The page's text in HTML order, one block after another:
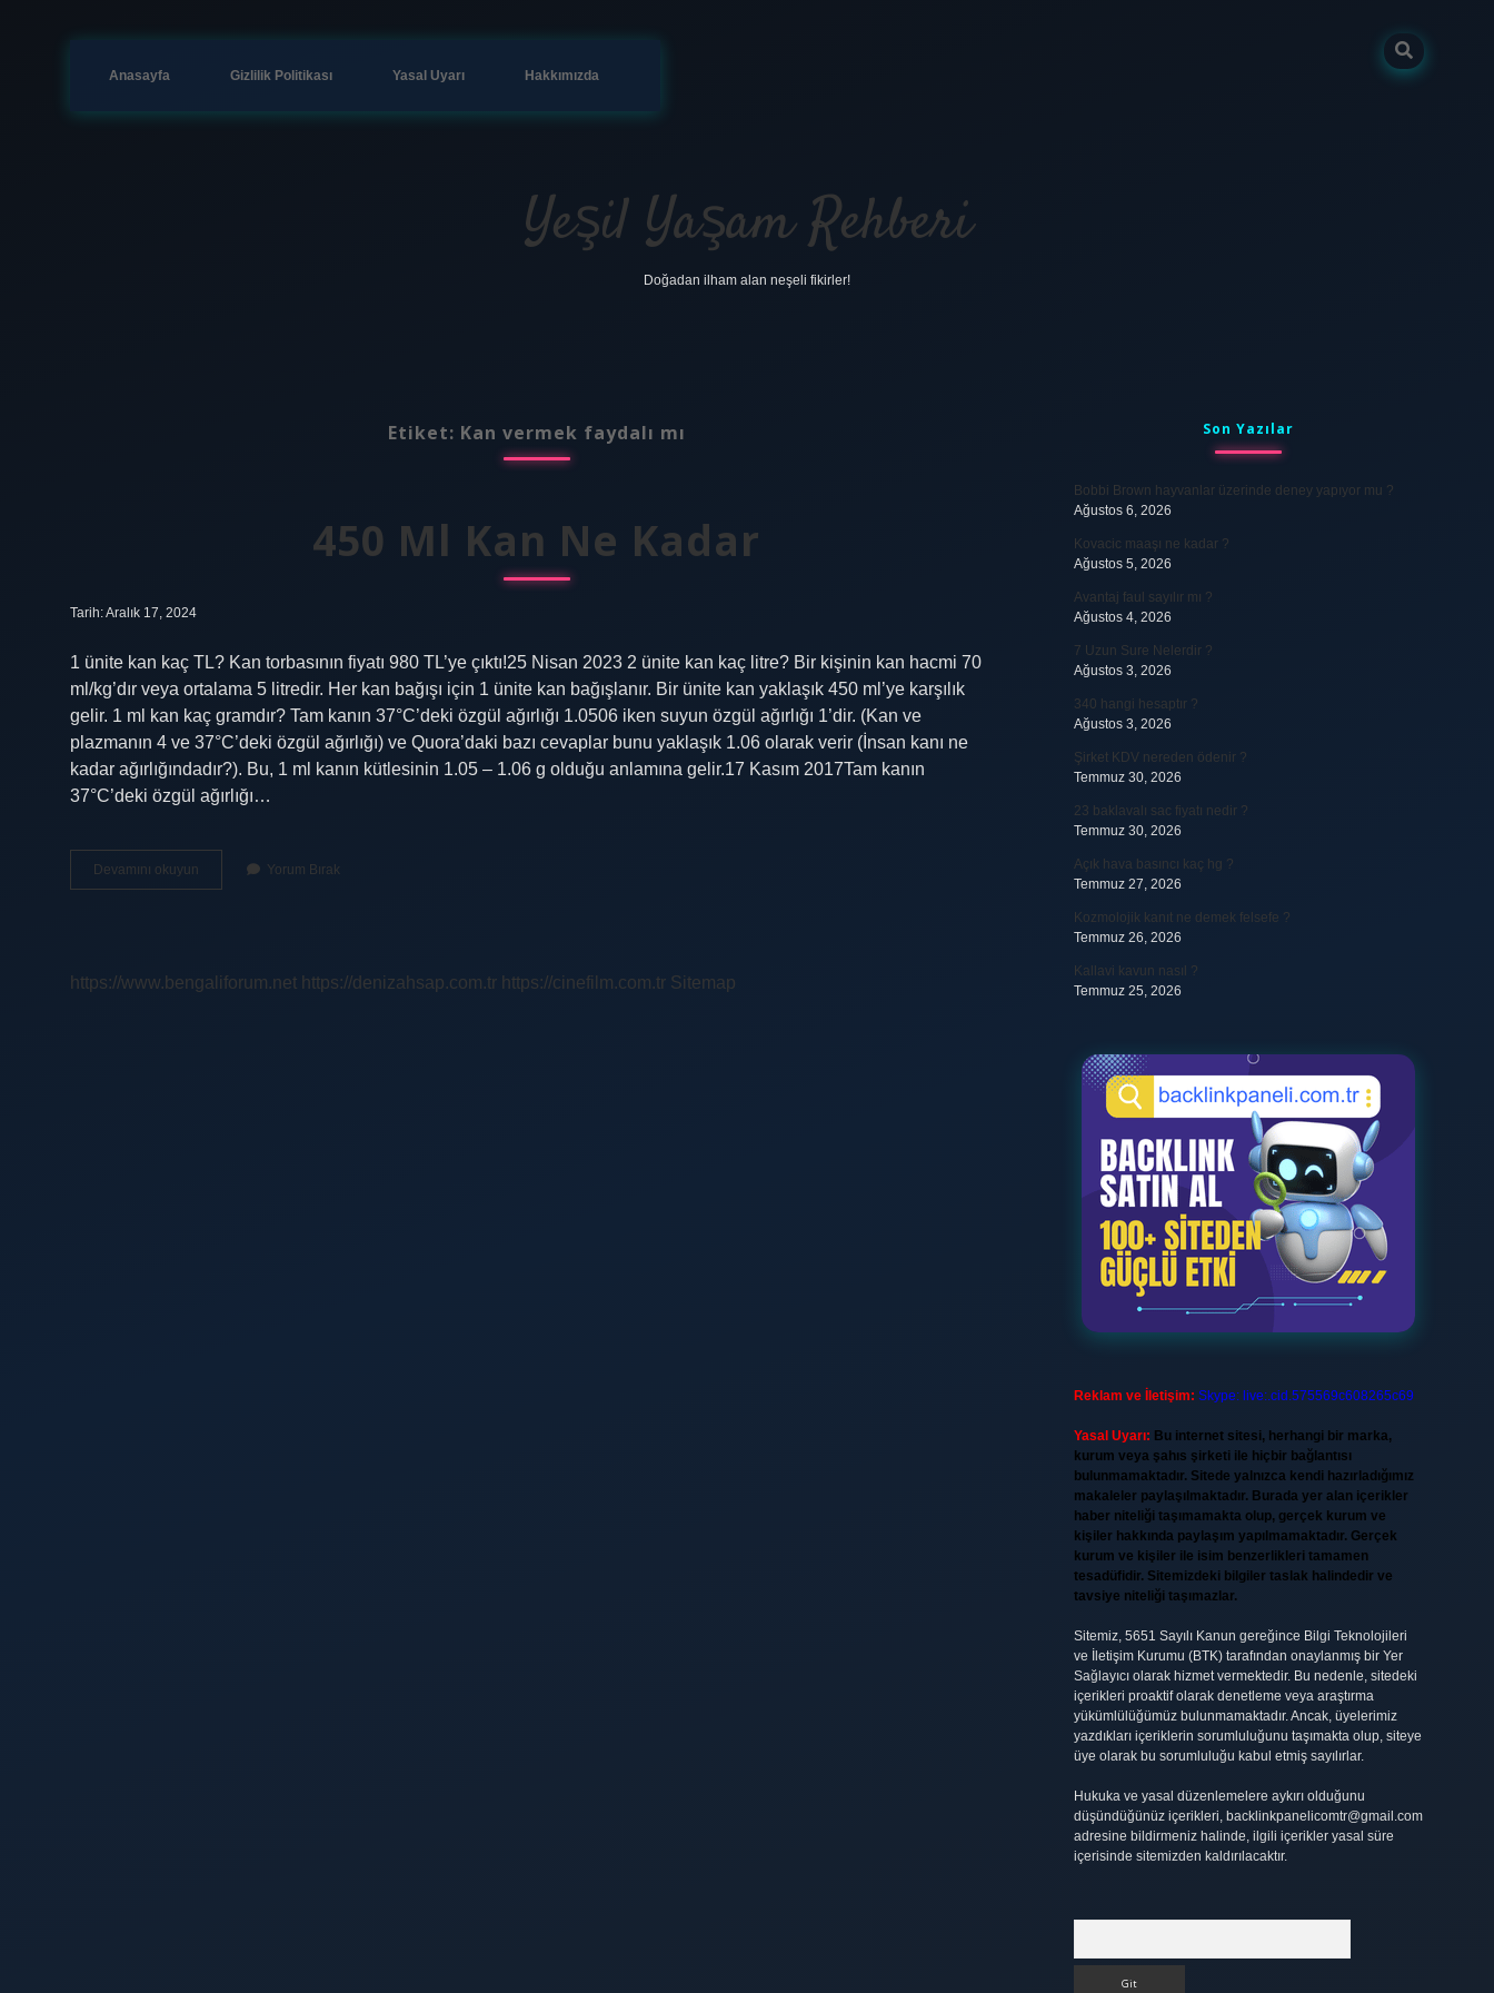
Anasayfa Gizlilik Politikası Yasal Uyarı Hakkımızda
Yeşil Yaşam Rehberi
Doğadan ilham alan neşeli fikirler!
Etiket: Kan vermek faydalı mı
450 Ml Kan Ne Kadar
Tarih: Aralık 17, 2024
1 ünite kan kaç TL? Kan torbasının fiyatı 980 TL’ye çıktı!25 Nisan 2023 2 ünite kan kaç litre? Bir kişinin kan hacmi 70
ml/kg’dır veya ortalama 5 litredir. Her kan bağışı için 1 ünite kan bağışlanır. Bir ünite kan yaklaşık 450 ml’ye karşılık
gelir. 1 ml kan kaç gramdır? Tam kanın 37°C’deki özgül ağırlığı 1.0506 iken suyun özgül ağırlığı 1’dir. (Kan ve
plazmanın 4 ve 37°C’deki özgül ağırlığı) ve Quora’daki bazı cevaplar bunu yaklaşık 1.06 olarak verir (İnsan kanı ne
kadar ağırlığındadır?). Bu, 1 ml kanın kütlesinin 1.05 – 1.06 g olduğu anlamına gelir.17 Kasım 2017Tam kanın
37°C’deki özgül ağırlığı…
Devamını okuyun
Ml
Yorum Bırak
https://www.bengaliforum.net https://denizahsap.com.tr https://cinefilm.com.tr Sitemap
SidebarSon Yazılar
Bobbi Brown hayvanlar üzerinde deney yapıyor mu ?
Ağustos 6, 2026
Kovacic maaşı ne kadar ?
Ağustos 5, 2026
Avantaj faul sayılır mı ?
Ağustos 4, 2026
7 Uzun Sure Nelerdir ?
Ağustos 3, 2026
340 hangi hesaptır ?
Ağustos 3, 2026
Şirket KDV nereden ödenir ?
Temmuz 30, 2026
23 baklavalı sac fiyatı nedir ?
Temmuz 30, 2026
Açık hava basıncı kaç hg ?
Temmuz 27, 2026
Kozmolojik kanıt ne demek felsefe ?
Temmuz 26, 2026
Kallavi kavun nasıl ?
Temmuz 25, 2026
Reklam ve İletişim: Skype: live:.cid.575569c608265c69
Yasal Uyarı: Bu internet sitesi, herhangi bir marka,
kurum veya şahıs şirketi ile hiçbir bağlantısı
bulunmamaktadır. Sitede yalnızca kendi hazırladığımız
makaleler paylaşılmaktadır. Burada yer alan içerikler
haber niteliği taşımamakta olup, gerçek kurum ve
kişiler hakkında paylaşım yapılmamaktadır. Gerçek
kurum ve kişiler ile isim benzerlikleri tamamen
tesadüfidir. Sitemizdeki bilgiler taslak halindedir ve
tavsiye niteliği taşımazlar.
Sitemiz, 5651 Sayılı Kanun gereğince Bilgi Teknolojileri
ve İletişim Kurumu (BTK) tarafından onaylanmış bir Yer
Sağlayıcı olarak hizmet vermektedir. Bu nedenle, sitedeki
içerikleri proaktif olarak denetleme veya araştırma
yükümlülüğümüz bulunmamaktadır. Ancak, üyelerimiz
yazdıkları içeriklerin sorumluluğunu taşımakta olup, siteye
üye olarak bu sorumluluğu kabul etmiş sayılırlar.
Hukuka ve yasal düzenlemelere aykırı olduğunu
düşündüğünüz içerikleri, backlinkpanelicomtr@gmail.com
adresine bildirmeniz halinde, ilgili içerikler yasal süre
içerisinde sitemizden kaldırılacaktır.